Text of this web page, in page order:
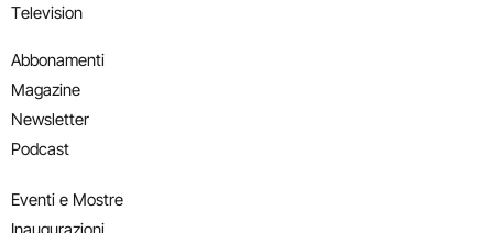
Television
Abbonamenti
Magazine
Newsletter
Podcast
Eventi e Mostre
Inaugurazioni